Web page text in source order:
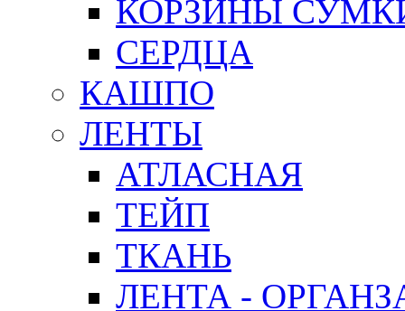
КОРЗИНЫ
СЕРДЦА
КАШПО
ЛЕНТЫ
АТЛАСНАЯ
ТЕЙП
ТКАНЬ
ЛЕНТА -